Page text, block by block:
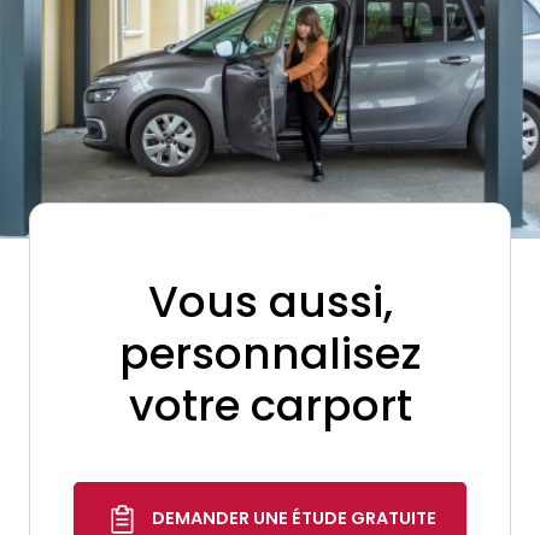
Vous aussi,
personnalisez
votre carport
DEMANDER UNE ÉTUDE GRATUITE